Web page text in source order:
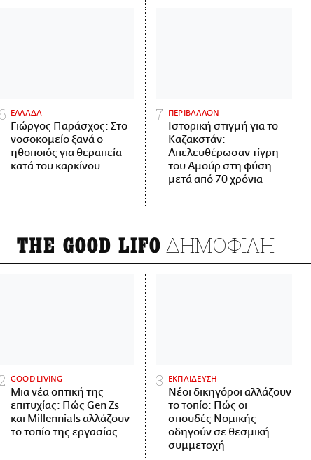
ΕΛΛΑΔΑ
Γιώργος Παράσχος: Στο
νοσοκομείο ξανά ο
ηθοποιός για θεραπεία
κατά του καρκίνου
ΠΕΡΙΒΑΛΛΟΝ
Ιστορική στιγμή για το
Καζακστάν:
Απελευθέρωσαν τίγρη
του Αμούρ στη φύση
μετά από 70 χρόνια
THE GOOD LIFO ΔΗΜΟΦΙΛΗ
GOOD LIVING
Μια νέα οπτική της
επιτυχίας: Πώς Gen Zs
και Millennials αλλάζουν
το τοπίο της εργασίας
ΕΚΠΑΙΔΕΥΣΗ
Νέοι δικηγόροι αλλάζουν
το τοπίο: Πώς οι
σπουδές Νομικής
οδηγούν σε θεσμική
συμμετοχή